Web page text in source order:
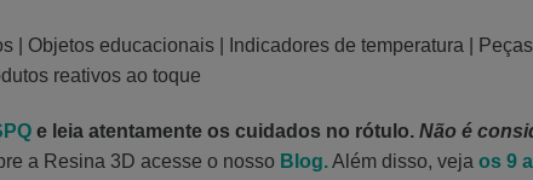
| Objetos educacionais | Indicadores de temperatura |
reativos ao toque
e leia atentamente os cuidados no rótulo. Não é
a Resina 3D acesse o nosso Blog.Além disso, veja os 9